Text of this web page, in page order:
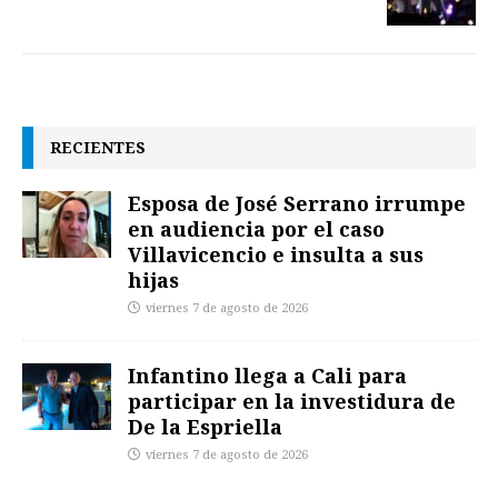
RECIENTES
Esposa de José Serrano irrumpe
en audiencia por el caso
Villavicencio e insulta a sus
hijas
viernes 7 de agosto de 2026
Infantino llega a Cali para
participar en la investidura de
De la Espriella
viernes 7 de agosto de 2026